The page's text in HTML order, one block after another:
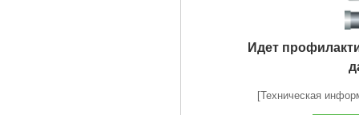
Идет
[Техническая